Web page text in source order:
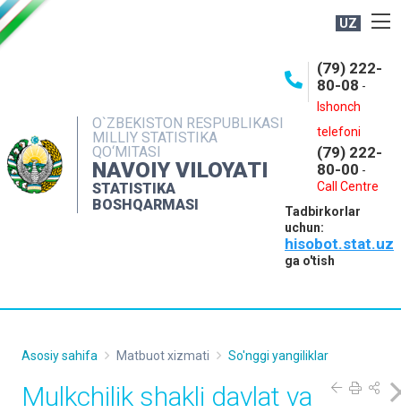
UZ
O`ZBEKISTON RESPUBLIKASI
MILLIY STATISTIKA
QO‘MITASI
NAVOIY VILOYATI
STATISTIKA
BOSHQARMASI
(79) 222-
80-08 -
Ishonch
telefoni
(79) 222-
80-00 -
Call Centre
Tadbirkorlar
uchun:
hisobot.stat.uz
ga o'tish
OCHIQ MA'LUMOTLAR
INTERAKTIV XIZMATLAR
MUROJAATLAR
Asosiy sahifa Matbuot xizmati So'nggi yangiliklar
Mulkchilik shakli davlat va